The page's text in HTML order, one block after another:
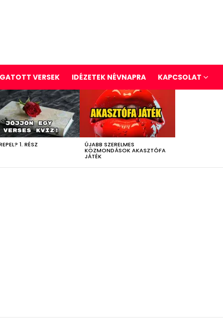
VERSEK IDÉZETEK NÉVNAPRA KAPCSOLAT
1. RÉSZ ÚJABB SZERELMES
KÖZMONDÁSOK AKASZTÓFA
JÁTÉK